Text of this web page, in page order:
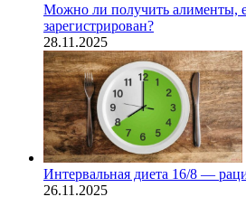
Можно ли получить алименты,
зарегистрирован?
28.11.2025
Интервальная диета 16/8 —
26.11.2025